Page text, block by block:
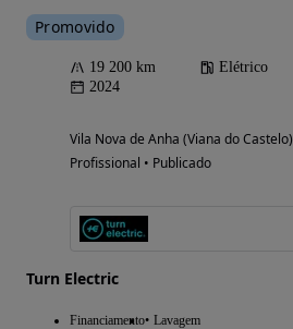
Promovido
19 200 km Elétrico
2024
Vila Nova de Anha (Viana do Castelo)
Profissional • Publicado
Turn Electric
Financiamento Lavagem